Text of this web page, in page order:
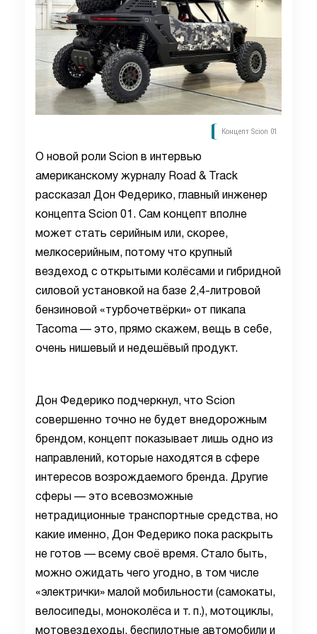
Концепт Scion 01
О новой роли Scion в интервью
американскому журналу Road & Track
рассказал Дон Федерико, главный инженер
концепта Scion 01. Сам концепт вполне
может стать серийным или, скорее,
мелкосерийным, потому что крупный
вездеход с открытыми колёсами и гибридной
силовой установкой на базе 2,4-литровой
бензиновой «турбочетвёрки» от пикапа
Tacoma — это, прямо скажем, вещь в себе,
очень нишевый и недешёвый продукт.
Дон Федерико подчеркнул, что Scion
совершенно точно не будет внедорожным
брендом, концепт показывает лишь одно из
направлений, которые находятся в сфере
интересов возрождаемого бренда. Другие
сферы — это всевозможные
нетрадиционные транспортные средства, но
какие именно, Дон Федерико пока раскрыть
не готов — всему своё время. Стало быть,
можно ожидать чего угодно, в том числе
«электрички» малой мобильности (самокаты,
велосипеды, моноколёса и т. п.), мотоциклы,
мотовездеходы, беспилотные автомобили и